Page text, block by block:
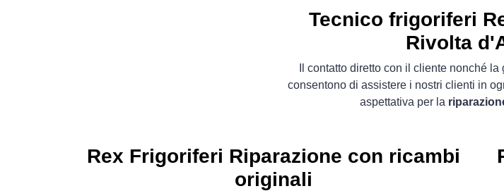
Tecnico frigoriferi
Rivolta
Il contatto diretto con il cliente nonché
consentono di assistere i nostri clienti in
aspettativa per la
Rex Frigoriferi Riparazione con ricambi
originali